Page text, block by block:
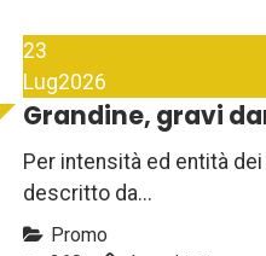
23
Lug2026
Grandine, gravi
Per intensità ed entità
descritto da...
Promo